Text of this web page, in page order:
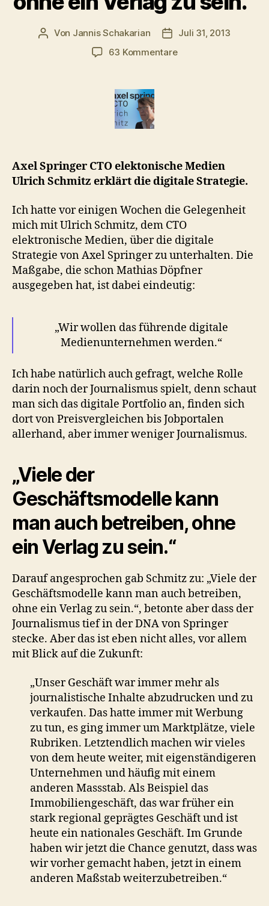
Beitragsautor
Von Jannis Schakarian
Juli 31, 2013
63 Kommentarezu
betreiben,
ohne
Verlag
zu
sein.“
Axel Springer CTO elektonische Medien
Ulrich Schmitz erklärt die digitale Strategie.
Ich hatte vor einigen Wochen die Gelegenheit
mich mit Ulrich Schmitz, dem CTO
elektronische Medien, über die digitale
Strategie von Axel Springer zu unterhalten. Die
Maßgabe, die schon Mathias Döpfner
ausgegeben hat, ist dabei eindeutig:
„Wir wollen das führende digitale
Medienunternehmen werden.“
Ich habe natürlich auch gefragt, welche Rolle
darin noch der Journalismus spielt, denn schaut
man sich das digitale Portfolio an, finden sich
dort von Preisvergleichen bis Jobportalen
allerhand, aber immer weniger Journalismus.
„Viele der
Geschäftsmodelle kann
man auch betreiben, ohne
ein Verlag zu sein.“
Darauf angesprochen gab Schmitz zu: „Viele der
Geschäftsmodelle kann man auch betreiben,
ohne ein Verlag zu sein.“, betonte aber dass der
Journalismus tief in der DNA von Springer
stecke. Aber das ist eben nicht alles, vor allem
mit Blick auf die Zukunft:
„Unser Geschäft war immer mehr als
journalistische Inhalte abzudrucken und zu
verkaufen. Das hatte immer mit Werbung
zu tun, es ging immer um Marktplätze, viele
Rubriken. Letztendlich machen wir vieles
von dem heute weiter, mit eigenständigeren
Unternehmen und häufig mit einem
anderen Massstab. Als Beispiel das
Immobiliengeschäft, das war früher ein
stark regional geprägtes Geschäft und ist
heute ein nationales Geschäft. Im Grunde
haben wir jetzt die Chance genutzt, dass was
wir vorher gemacht haben, jetzt in einem
anderen Maßstab weiterzubetreiben.“